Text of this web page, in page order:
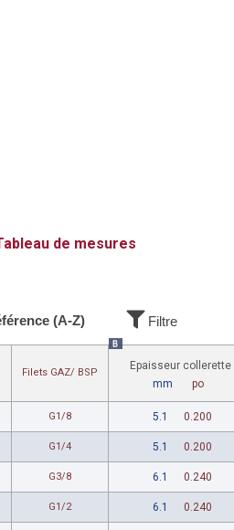
de mesures
(A-Z) Filtre
Filets GAZ/ BSP
B
Epaisseur collerette
mm
po
G1/8 5.1 0.200
G1/4 5.1 0.200
G3/8 6.1 0.240
G1/2 6.1 0.240